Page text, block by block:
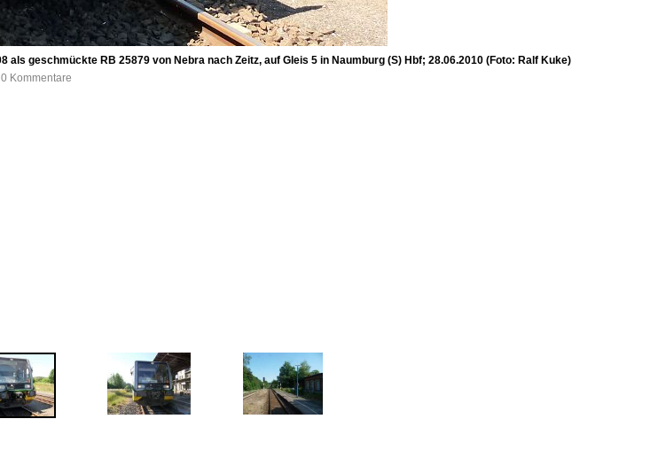
als geschmückte RB 25879 von Nebra nach Zeitz, auf Gleis 5 in Naumburg (S) Hbf; 28.06.2010 (Foto: Ralf Kuke)
Kommentare